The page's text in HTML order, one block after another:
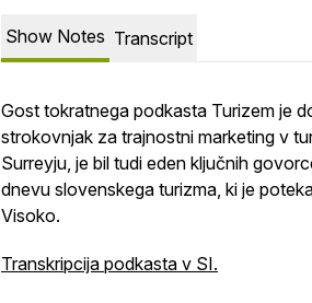
Show Notes Transcript
Gost tokratnega podkasta Turizem je
strokovnjak za trajnostni marketing v
Surreyju, je bil tudi eden ključnih
dnevu slovenskega turizma, ki je
Visoko.
Transkripcija podkasta v SI.